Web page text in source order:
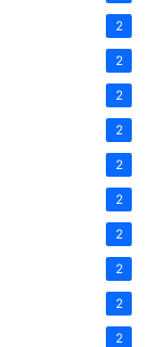
2
2
2
2
2
2
2
2
2
2